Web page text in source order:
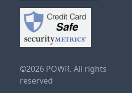
©2026 POWR. All rights
reserved